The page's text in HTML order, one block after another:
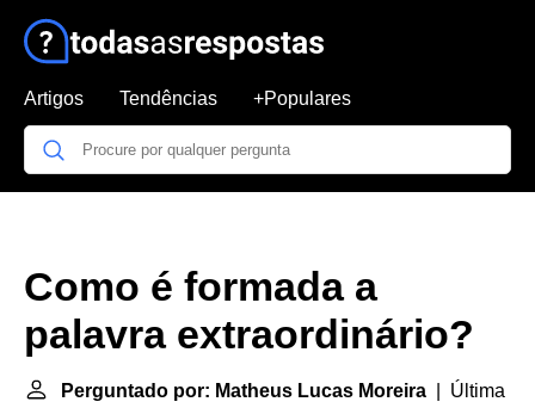
Artigos Tendências +Populares
Como é formada a
palavra extraordinário?
Perguntado por: Matheus Lucas Moreira | Última